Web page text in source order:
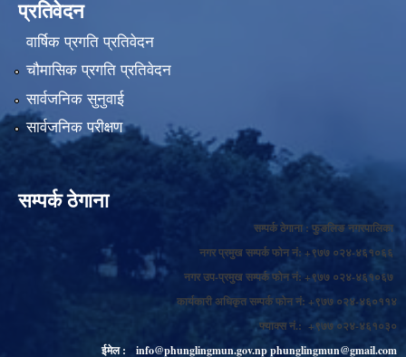
प्रतिवेदन
वार्षिक प्रगति प्रतिवेदन
चौमासिक प्रगति प्रतिवेदन
सार्वजनिक सुनुवाई
सार्वजनिक परीक्षण
सम्पर्क ठेगाना
सम्पर्क ठेगाना : फुङलिङ नगरपालिका
नगर प्रमुख सम्पर्क फोन नं: +९७७ ०२४-४६१०६६
नगर उप-प्रमुख सम्पर्क फोन नं: +९७७ ०२४-४६१०६७
कार्यकारी अधिकृत सम्पर्क फोन नं: +९७७ ०२४-४६०११४
फ्याक्स नं.: +९७७ ०२४-४६१०३०
ईमेल :
info@phunglingmun.gov.npphunglingmun@gmail.com